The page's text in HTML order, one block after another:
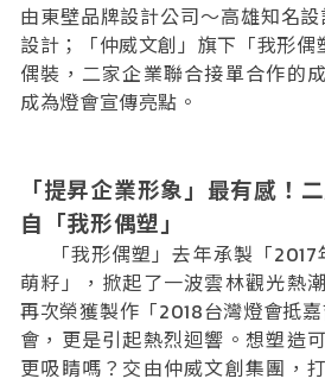
由東壁品牌設計公司～高雄知名
設計；「仲威文創」旗下「我形偶
偶裝，二家企業聯合接單合作的
成為燈會宣傳亮點。
「提昇企業形象」最有感！
自「我形偶塑」
「我形偶塑」去年承製「2017
萌籽」，掀起了一波雲林觀光熱
再次榮獲製作「2018台灣燈會抵
會，更是引起熱烈迴響。想塑造
更吸睛嗎？交由仲威文創集團，